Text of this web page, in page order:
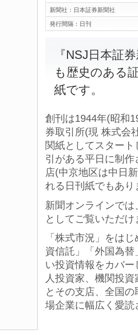
新聞社： 日本証券新聞社
発行間隔： 日刊
『NSJ日本証
も歴史のある
紙です。
創刊は1944年(昭和
券取引所(現 株式会
関紙としてスター
引がある平日に制
店(中京地区は中日
れる日刊紙でもあり
新聞オンラインで
としてご覧いただけ
「株式市況」をは
資信託」「外国為
い投資情報をカバ
人投資家、機関投
とその支店、全国
場企業に幅広く愛読